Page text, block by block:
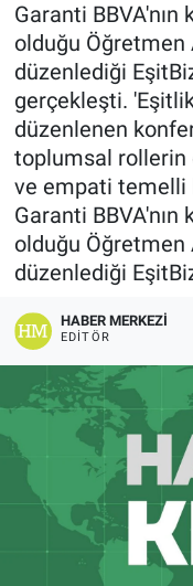
Garanti
olduğu Öğretmen
düzenlediği
gerçekleşti.
düzenlenen
toplumsal rollerin
ve empati temelli
Garanti
olduğu Öğretmen
düzenlediği
HABER MERKEZI
EDITÖR